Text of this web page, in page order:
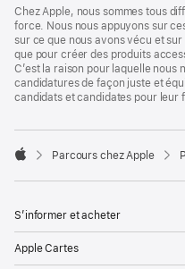
Footer
Chez Apple, nous sommes tous
force. Nous nous appuyons sur
sur ce que nous avons vécu et
que pour créer des produits
C’est la raison pour laquelle nous
candidatures de façon juste et
candidats et candidates pour leur

Parcours chez Apple
S’informer et acheter
Apple Cartes